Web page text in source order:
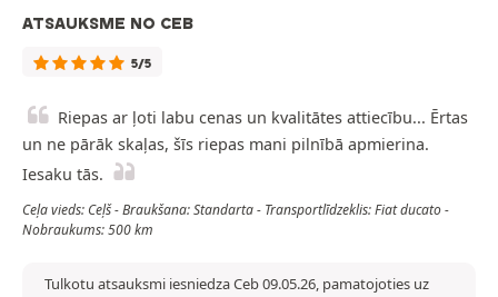
ATSAUKSME NO CEB
5/5
Riepas ar ļoti labu cenas un kvalitātes attiecību... Ērtas
un ne pārāk skaļas, šīs riepas mani pilnībā apmierina.
Iesaku tās.
Ceļa vieds: Ceļš - Braukšana: Standarta - Transportlīdzeklis: Fiat ducato -
Nobraukums: 500 km
Tulkotu atsauksmi iesniedza Ceb 09.05.26, pamatojoties uz